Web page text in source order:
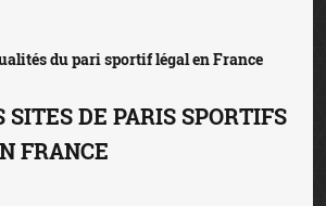
du pari sportif légal en France
DE PARIS SPORTIFS
FRANCE